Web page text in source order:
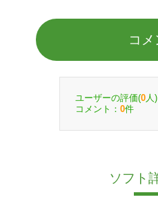
コメ
ユーザーの評価(0 人)
コメント： 0件
ソフト